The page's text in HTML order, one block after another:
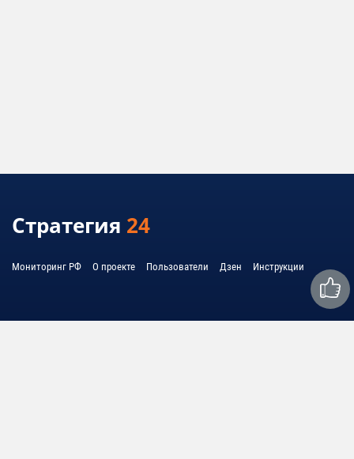
Стратегия 24
Мониторинг РФ О проекте Пользователи Дзен Инструкции